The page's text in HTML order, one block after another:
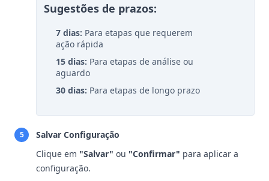
Sugestões de prazos:
7 dias: Para etapas que requerem
ação rápida
15 dias: Para etapas de análise ou
aguardo
30 dias: Para etapas de longo prazo
5
Salvar Configuração
Clique em "Salvar" ou "Confirmar" para aplicar a
configuração.